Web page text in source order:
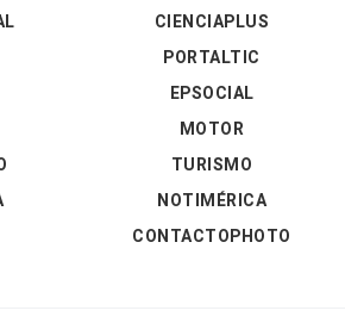
CIENCIAPLUS
PORTALTIC
EPSOCIAL
MOTOR
TURISMO
NOTIMÉRICA
CONTACTOPHOTO